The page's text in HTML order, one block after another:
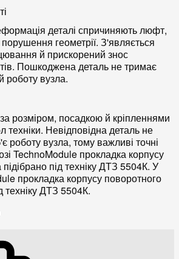
деталі спричиняють люфт,
геометрії. З'являється
й прискорений знос
Пошкоджена деталь не тримає
роботу вузла.
розміром, посадкою й кріпленнями
техніки. Невідповідна деталь не
роботу вузла, тому важливі точні
TechnoModule прокладка корпусу
під техніку ДТЗ 5504К. У
прокладка корпусу поворотного
техніку ДТЗ 5504К.